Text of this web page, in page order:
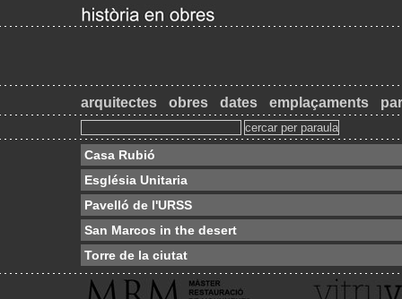
arquitectes obres dates emplaçaments
Casa Rubió
Església Unitaria
Pavelló de l'URSS
San Marcos in the desert
Torre de la ciutat